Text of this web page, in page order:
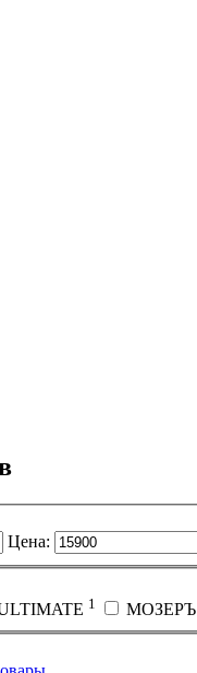
Цена:
1 МОЗЕРЪ